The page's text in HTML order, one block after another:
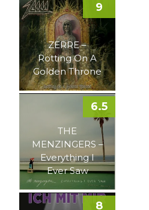
ZERRE –
Rotting On A
Golden Throne
9
THE
MENZINGERS –
Everything I
Ever Saw
6.5
8